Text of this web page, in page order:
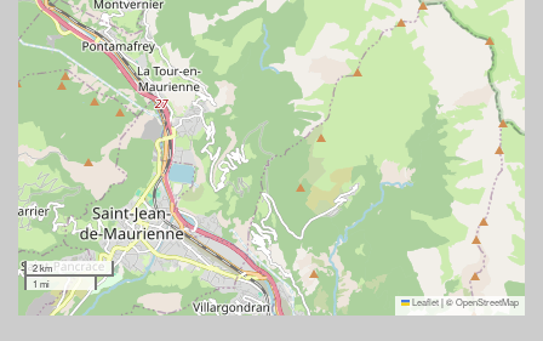
2 km
1 mi
Leaflet|©OpenStreetMap